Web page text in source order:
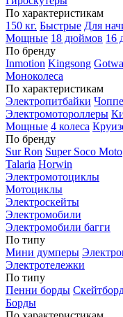
По характеристикам
150 кг. Быстрые Для
Мощные 18 дюймов 16
По бренду
Inmotion Kingsong
Моноколеса
По характеристикам
Электропитбайки
Электромотороллеры
Мощные 4 колеса
По бренду
Sur Ron Super Soco Moto
Talaria Horwin
Электромотоциклы
Мотоциклы
Электроскейты
Электромобили
Электромобили багги
По типу
Мини думперы
Электротележки
По типу
Пенни борды
Борды